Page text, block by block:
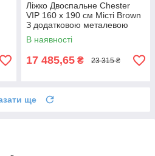
Ліжко Двоспальне Chester
VIP 160 х 190 см Місті Brown
З додатковою металевою
цільнозварною рамою
Коричневий
В наявності
17 485,65 ₴ 23 315 ₴
ще